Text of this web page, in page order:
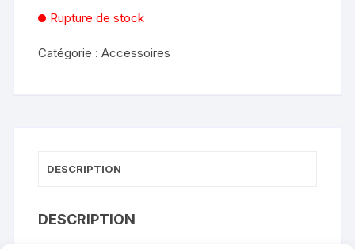
Rupture de stock
Catégorie :Accessoires
DESCRIPTION
DESCRIPTION